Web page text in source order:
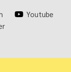
Youtube